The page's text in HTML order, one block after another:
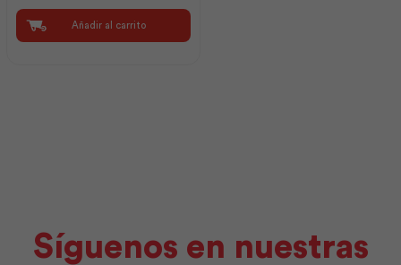
Alta
Potencia
40
Añadir al carrito
Síguenos en nuestras